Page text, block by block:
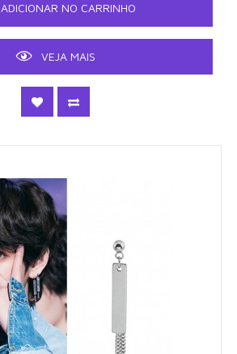
ADICIONAR NO CARRINHO
VEJA MAIS